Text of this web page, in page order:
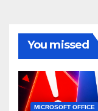
You missed
MICROSOFT OFFICE